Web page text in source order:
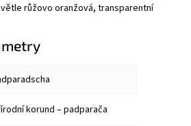
růžovo oranžová, transparentní
korund – padparača